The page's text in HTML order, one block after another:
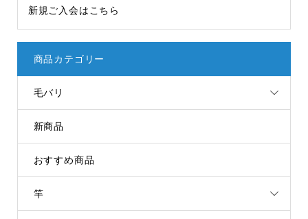
新規ご入会はこちら
商品カテゴリー
毛バリ
新商品
おすすめ商品
竿